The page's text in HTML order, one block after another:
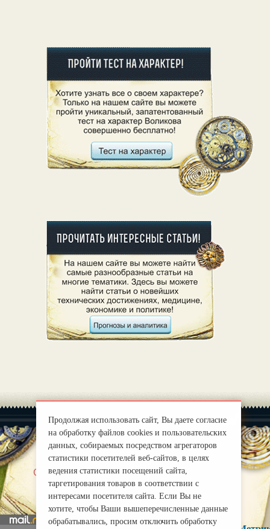
О нас |
mirprognoz@mail.ru
Продолжая использовать сайт, Вы даете согласие
на обработку файлов cookies и пользовательских
данных, собираемых посредством агрегаторов
статистики посетителей веб-сайтов, в целях
ведения статистики посещений сайта,
таргетирования товаров в соответствии с
интересами посетителя сайта. Если Вы не
хотите, чтобы Ваши вышеперечисленные данные
обрабатывались, просим отключить обработку